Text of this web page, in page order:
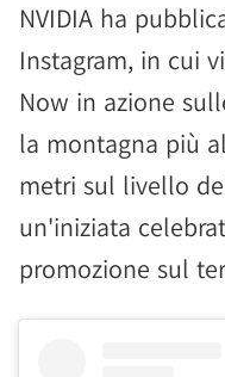
NVIDIA ha
Instagram, in cui
Now in azione
la montagna più
metri sul livello
un'iniziata
promozione sul